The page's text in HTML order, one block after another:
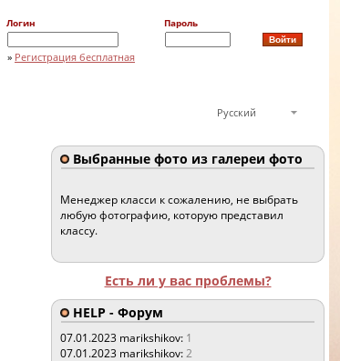
Логин Пароль
» Регистрация бесплатная
Русский
Выбранные фото из галереи фото
Менеджер класси к сожалению, не выбрать
любую фотографию, которую представил
классу.
Есть ли у вас проблемы?
HELP - Форум
07.01.2023 marikshikov: 1
07.01.2023 marikshikov:2